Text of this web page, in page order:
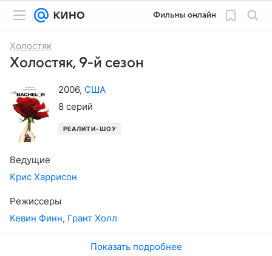
Фильмы онлайн
Холостяк
Холостяк, 9-й сезон
2006, США
8 серий
РЕАЛИТИ-ШОУ
Ведущие
Крис Харрисон
Режиссеры
Кевин Финн, Грант Холл
Показать подробнее